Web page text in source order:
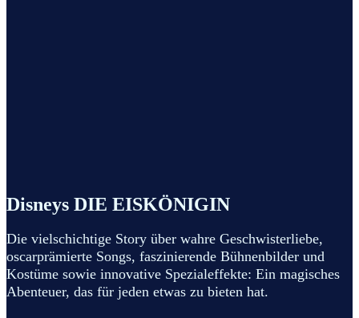
Disneys DIE EISKÖNIGIN
Die vielschichtige Story über wahre Geschwisterliebe,
oscarprämierte Songs, faszinierende Bühnenbilder und
Kostüme sowie innovative Spezialeffekte: Ein magisches
Abenteuer, das für jeden etwas zu bieten hat.